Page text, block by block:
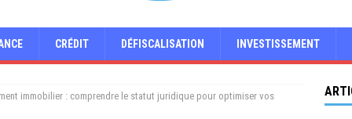
CRÉDIT DÉFISCALISATION INVESTISSEMENT
immobilier : comprendre le statut juridique pour optimiser vos